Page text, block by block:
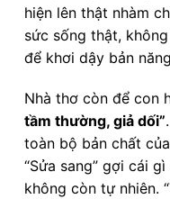
hiện lên thật nhàm
sức sống thật,
để khơi dậy bản
Nhà thơ còn để con
tầm thường, giả dối”
toàn bộ bản chất
“Sửa sang” gợi cái
không còn tự nhiên.